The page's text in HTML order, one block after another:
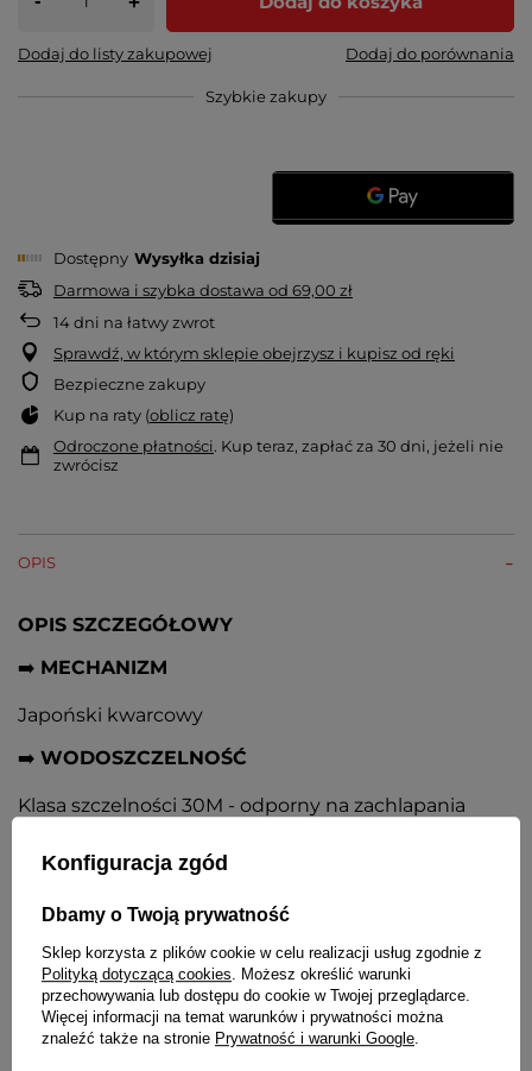
Dodaj do listy zakupowej Dodaj do porównania
Szybkie zakupy
Dostępny Wysyłka dzisiaj
Darmowa i szybka dostawa od 69,00 zł
14dni na łatwy zwrot
Sprawdź, w którym sklepie obejrzysz i kupisz od ręki
Bezpieczne zakupy
Kup na raty (oblicz ratę)
Odroczone płatności. Kup teraz, zapłać za 30 dni, jeżeli nie
zwrócisz
OPIS
OPIS SZCZEGÓŁOWY
➡️ MECHANIZM
Japoński kwarcowy
➡️ WODOSZCZELNOŚĆ
Klasa szczelności 30M - odporny na zachlapania
zarysowania
KOPERTA
Metalowa w kolorze złotym, zdobiona cyrkoniami
Konfiguracja zgód
Dbamy o Twoją prywatność
Sklep korzysta z plików cookie w celu realizacji usług zgodnie z
Polityką dotyczącą cookies . Możesz określić warunki
przechowywania lub dostępu do cookie w Twojej przeglądarce.
Więcej informacji na temat warunków i prywatności można
znaleźć także na stronie Prywatność i warunki Google